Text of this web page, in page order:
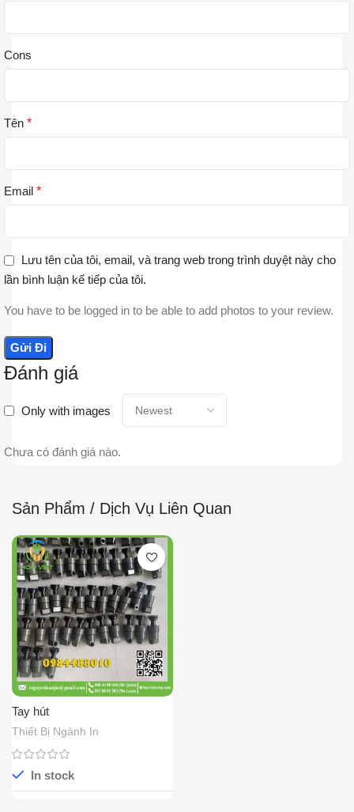
Đánh giá
Only with images
Chưa có đánh giá nào.
Cons
Tên *
Email *
Lưu tên của tôi, email, và trang web trong trình duyệt này cho
lần bình luận kế tiếp của tôi.
You have to be logged in to be able to add photos to your review.
Sản Phẩm / Dịch Vụ Liên Quan
Tay hút
Thiết Bị Ngành In
In stock